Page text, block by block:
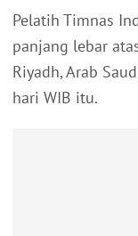
Pelatih Timnas
panjang lebar
Riyadh, Arab
hari WIB itu.